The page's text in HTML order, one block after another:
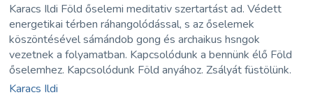
Karacs Ildi Föld őselemi meditativ szertartást ad. Védett
energetikai térben ráhangolódással, s az őselemek
köszöntésével sámándob gong és archaikus hsngok
vezetnek a folyamatban. Kapcsolódunk a bennünk élő Föld
őselemhez. Kapcsolódunk Föld anyához. Zsályát füstölünk.
Karacs Ildi